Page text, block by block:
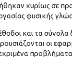
κυρίως σε
φυσικής
και τα
οι